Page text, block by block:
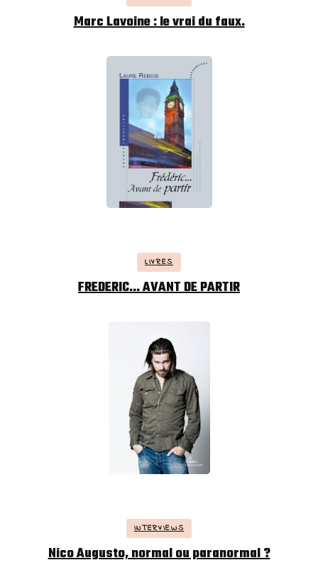
Marc Lavoine : le vrai du faux.
LIVRES
FREDERIC… AVANT DE PARTIR
INTERVIEWS
Nico Augusto, normal ou paranormal ?